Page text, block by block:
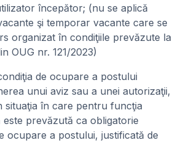
începător; (nu se aplică
şi temporar vacante care se
organizat în condiţiile prevăzute la
OUG nr. 121/2023)
de ocupare a postului
unui aviz sau a unei autorizaţii,
situaţia în care pentru funcţia
prevăzută ca obligatorie
ocupare a postului, justificată de